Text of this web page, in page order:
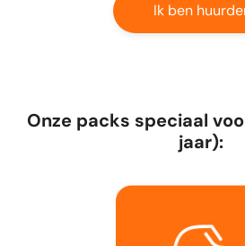
Ik ben
Onze packs speciaal
jaar):